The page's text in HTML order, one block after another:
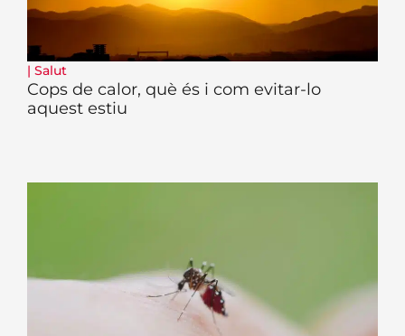
| Salut
Cops de calor, què és i com evitar-lo
aquest estiu